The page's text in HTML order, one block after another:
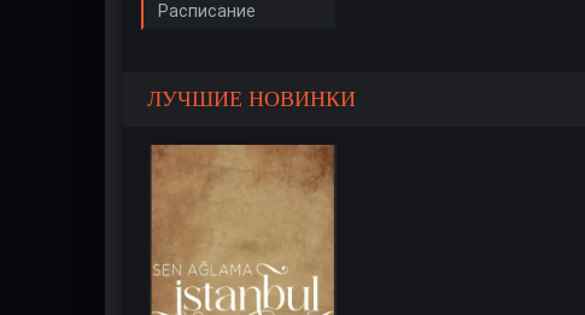
Расписание
ЛУЧШИЕ НОВИНКИ